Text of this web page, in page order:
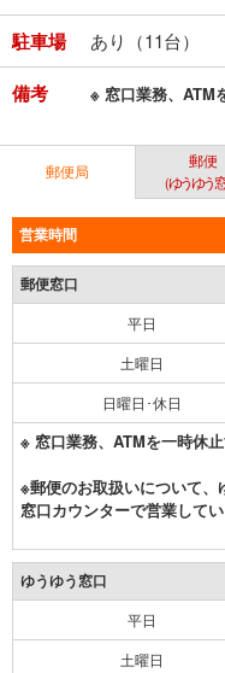
駐車場 あり（11台）
備考 ※ 窓口業務、ATM
郵便局
郵便
（ゆうゆう
営業時間
郵便窓口
平日
土曜日
日曜日･休日
※ 窓口業務、ATMを一時休
※郵便のお取扱いについて
窓口カウンターで営業してい
ゆうゆう窓口
平日
土曜日